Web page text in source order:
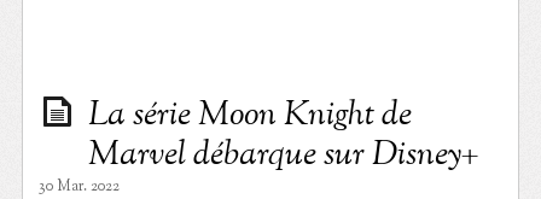
La série Moon Knight de
Marvel débarque sur Disney+
30 Mar. 2022